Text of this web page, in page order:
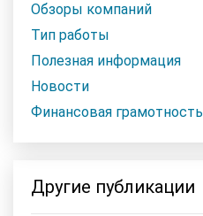
Обзоры компаний
Тип работы
Полезная информация
Новости
Финансовая грамотность
Другие публикации